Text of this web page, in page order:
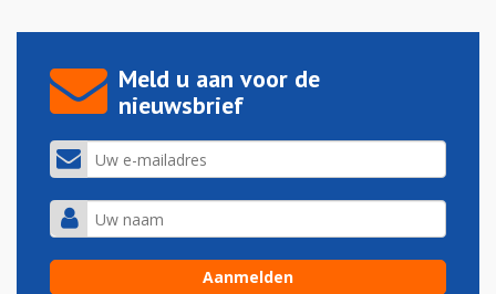
Meld u aan voor de
nieuwsbrief